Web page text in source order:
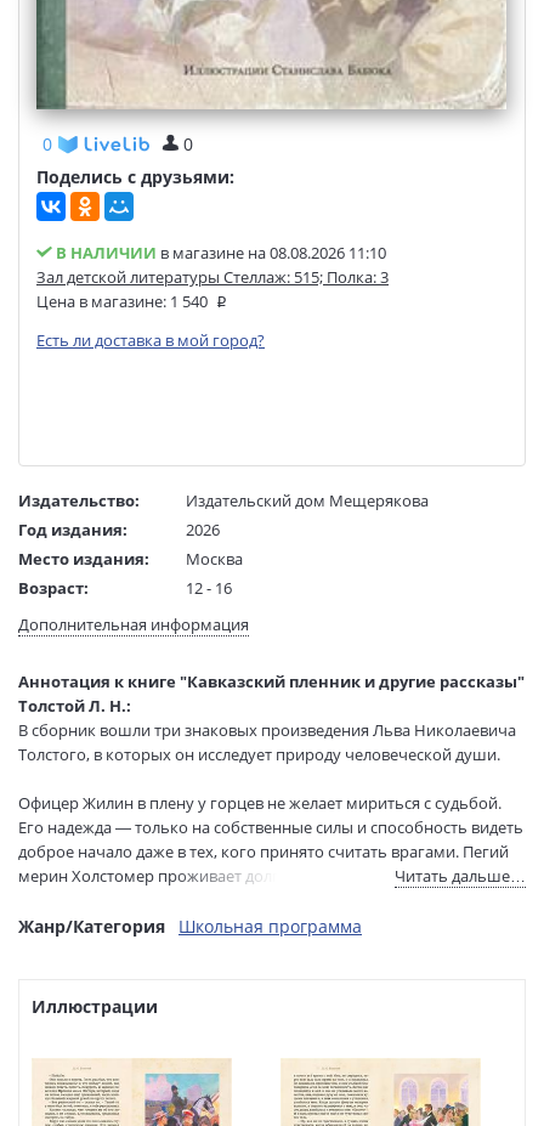
0
0
Поделись с друзьями:
В НАЛИЧИИ в магазине на 08.08.2026 11:10
Зал детской литературы Стеллаж: 515; Полка: 3
Цена в магазине: 1 540
Есть ли доставка в мой город?
Издательство:
Издательский дом Мещерякова
Год издания:
2026
Место издания:
Москва
Возраст:
12 - 16
Язык текста:
русский
Тип обложки:
Иллюстраторы:
Бабюк Станислав
Формат:
60х84 1/16
(ДхШхВ):
Вес:
335 гр.
Страниц:
136
Тираж:
1200 экз.
Код товара:
1260743
В продаже с:
Дополнительная информация
Аннотация к книге "Кавказский пленник и другие рассказы"
Толстой Л. Н.:
В сборник вошли три знаковых произведения Льва Николаевича
Толстого, в которых он исследует природу человеческой души.
Офицер Жилин в плену у горцев не желает мириться с судьбой.
Его надежда — только на собственные силы и способность видеть
доброе начало даже в тех, кого принято считать врагами. Пегий
мерин Холстомер проживает долгую жизнь, чтобы понять:
часто оказывается пустым звуком. Влюблённый Иван Васильевич
глаза на жестокость он не может даже ради любви.
позволяя по-новому взглянуть на знакомые тексты.
Читать дальше…
Жанр/Категория Школьная программа
Иллюстрации